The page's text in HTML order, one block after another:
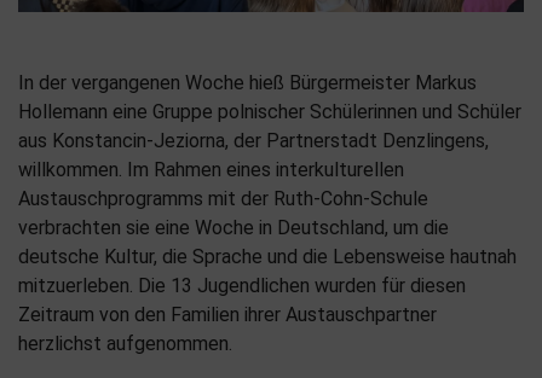
In der vergangenen Woche hieß Bürgermeister Markus
Hollemann eine Gruppe polnischer Schülerinnen und Schüler
aus Konstancin-Jeziorna, der Partnerstadt Denzlingens,
willkommen. Im Rahmen eines interkulturellen
Austauschprogramms mit der Ruth-Cohn-Schule
verbrachten sie eine Woche in Deutschland, um die
deutsche Kultur, die Sprache und die Lebensweise hautnah
mitzuerleben. Die 13 Jugendlichen wurden für diesen
Zeitraum von den Familien ihrer Austauschpartner
herzlichst aufgenommen.